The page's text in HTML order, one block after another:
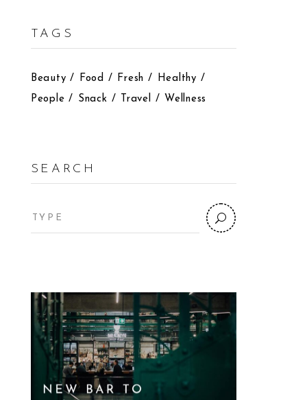
TAGS
Beauty Food Fresh
Healthy
People
Snack Travel Wellness
SEARCH
Search